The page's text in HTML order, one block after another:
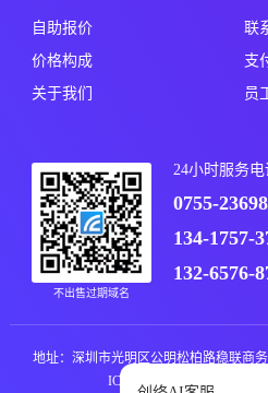
自助报价
价格构成
关于我们
联
支
员
不出售过期域名
24小时服务电
0755-
134-1757-
132-6576-
地址：深圳市光明区公明松柏路稳联商
ICP备11019076号